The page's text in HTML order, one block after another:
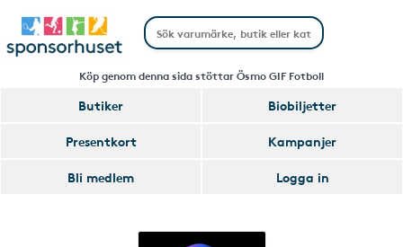
Köp genom denna sida stöttar Ösmo GIF Fotboll
Butiker
Biobiljetter
Presentkort
Kampanjer
Bli medlem
Logga in